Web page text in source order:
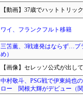
【動画】37歳でハットトリッ
ワイ、フランクフルト移籍
三笘薫、3戦連発はならず…ブ
め）
【画像】セレッソ公式が出し
中村敬斗、PSG戦で伊東純也
ロー 関根大輝がデビュー（関